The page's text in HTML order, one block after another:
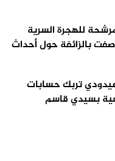
للهجرة السرية
بالزائفة حول أحداث
تربك حسابات
بسيدي قاسم